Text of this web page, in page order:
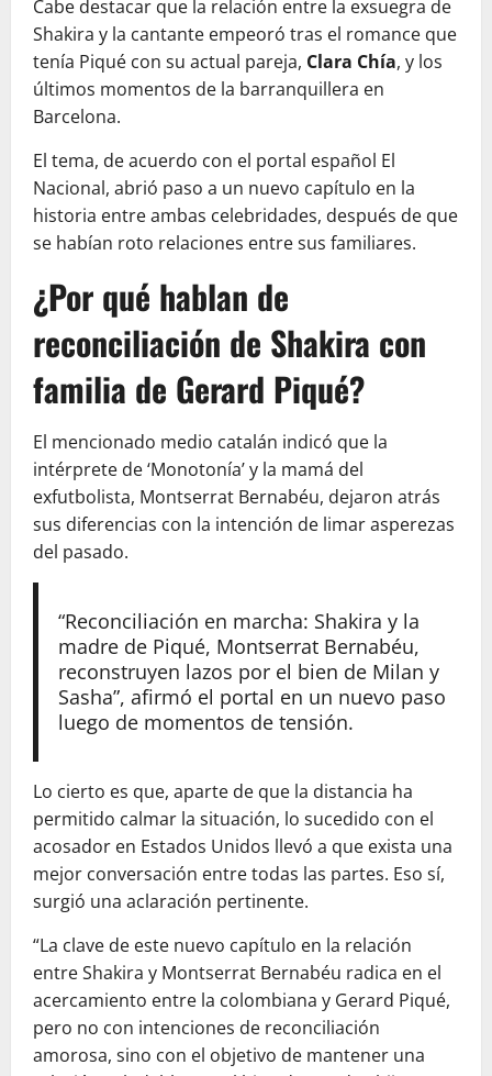
Cabe destacar que la relación entre la exsuegra de
Shakira y la cantante empeoró tras el romance que
tenía Piqué con su actual pareja, Clara Chía, y los
últimos momentos de la barranquillera en
Barcelona.
El tema, de acuerdo con el portal español El
Nacional, abrió paso a un nuevo capítulo en la
historia entre ambas celebridades, después de que
se habían roto relaciones entre sus familiares.
¿Por qué hablan de
reconciliación de Shakira con
familia de Gerard Piqué?
El mencionado medio catalán indicó que la
intérprete de ‘Monotonía’ y la mamá del
exfutbolista, Montserrat Bernabéu, dejaron atrás
sus diferencias con la intención de limar asperezas
del pasado.
“Reconciliación en marcha: Shakira y la
madre de Piqué, Montserrat Bernabéu,
reconstruyen lazos por el bien de Milan y
Sasha”, afirmó el portal en un nuevo paso
luego de momentos de tensión.
Lo cierto es que, aparte de que la distancia ha
permitido calmar la situación, lo sucedido con el
acosador en Estados Unidos llevó a que exista una
mejor conversación entre todas las partes. Eso sí,
surgió una aclaración pertinente.
“La clave de este nuevo capítulo en la relación
entre Shakira y Montserrat Bernabéu radica en el
acercamiento entre la colombiana y Gerard Piqué,
pero no con intenciones de reconciliación
amorosa, sino con el objetivo de mantener una